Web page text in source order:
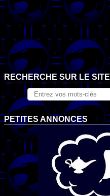
RECHERCHE SUR LE SITE
PETITES ANNONCES